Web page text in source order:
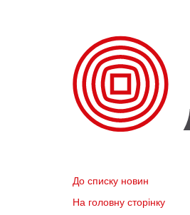
До списку новин
На головну сторінку